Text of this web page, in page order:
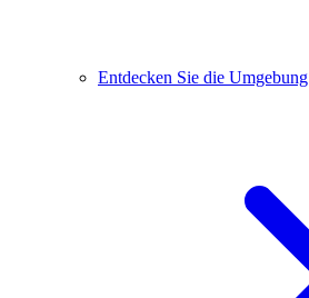
Entdecken Sie die Umgebung